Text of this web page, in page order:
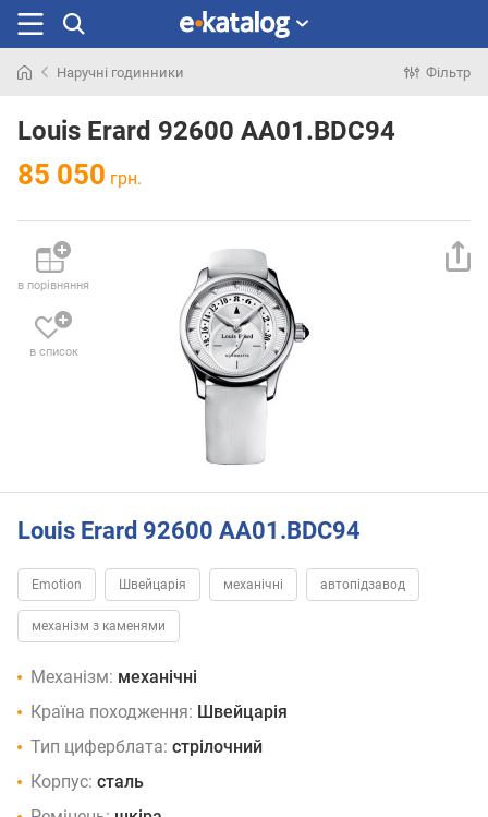
раніше
Наручні годинники Фільтр
Louis Erard 92600 AA01.BDC94
85 050 грн.
в порівняння
в список
Louis Erard 92600 AA01.BDC94
Emotion Швейцарія механічні автопідзавод
механізм з каменями
Механізм: механічні
Країна походження: Швейцарія
Тип циферблата: стрілочний
Корпус: сталь